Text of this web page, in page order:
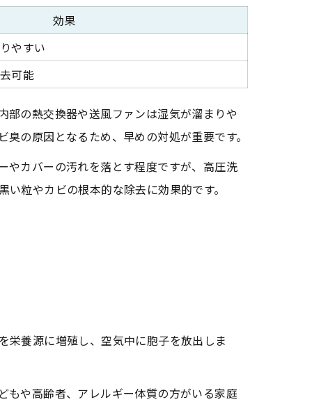
効果
やすい
可能
部の熱交換器や送風ファンは湿気が溜まりや
の原因となるため、早めの対処が重要です。
やカバーの汚れを落とす程度ですが、高圧洗
粒やカビの根本的な除去に効果的です。
栄養源に増殖し、空気中に胞子を放出しま
もや高齢者、アレルギー体質の方がいる家庭